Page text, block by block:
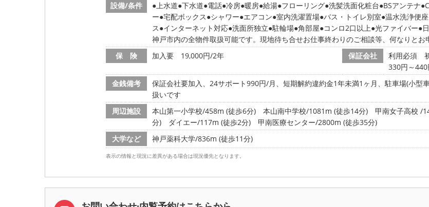
設備/条件
上水道 下水道 電話 冷房 暖房 給湯 フローリング 洗髪洗面化粧台 BSアンテナ
ー 宅配ボックス シャワー エアコン 室内洗濯置場 バス・トイレ別室 温水洗浄便座
ス インターネット対応 洗面所独立 駐輪場 角部屋 コンロ2口以上 光ファイバー
神戸市内の全物件取扱可能です。現地待ち合せお仕事終わりのご相談等、何なりとお
保 険
加入要 19,000円/2年 保証会社
利用必須
330円～440
金銭備考
保証会社要加入、24サポート990円/月、短期解約違約金1年未満1ヶ月、駐車場(小型
扱いです
周辺施設
本山第一小学校/458m (徒歩6分) 本山南中学校/1081m (徒歩14分) 甲南女子高校 /
分)
ダイエー/117m (徒歩2分)
甲南医療センター/2800m (徒歩35分)
大学など
神戸薬科大学/836m (徒歩11分)
表示の情報と現況に差異がある場合は現況優先となります。